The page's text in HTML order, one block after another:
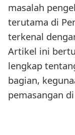
masalah
terutama di
terkenal
Artikel ini
lengkap
bagian,
pemasangan